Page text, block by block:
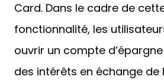
Card. Dans le cadre de
fonctionnalité, les
ouvrir un compte
des intérêts en échange de